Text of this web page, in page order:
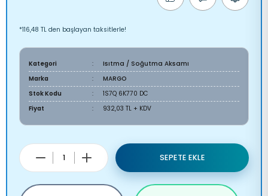
*116,48 TL den başlayan taksitlerle!
Kategori
Isıtma / Soğutma Aksamı
Marka
MARGO
Stok Kodu
1S7Q 6K770 DC
Fiyat
932,03 TL + KDV
SEPETE EKLE